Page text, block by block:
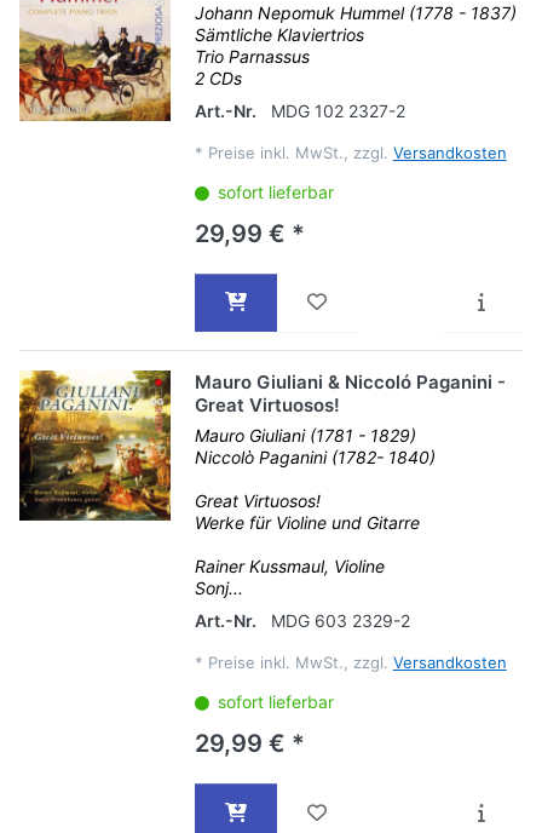
Johann Nepomuk Hummel (1778 - 1837)
Sämtliche Klaviertrios
Trio Parnassus
2 CDs
Art.-Nr.
MDG 102 2327-2
* Preise inkl. MwSt., zzgl. Versandkosten
sofort lieferbar
29,99 € *
Mauro Giuliani & Niccoló Paganini -
Great Virtuosos!
Mauro Giuliani (1781 - 1829)
Niccolò Paganini (1782- 1840)
Great Virtuosos!
Werke für Violine und Gitarre
Rainer Kussmaul, Violine
Sonj...
Art.-Nr.
MDG 603 2329-2
* Preise inkl. MwSt., zzgl. Versandkosten
sofort lieferbar
29,99 € *